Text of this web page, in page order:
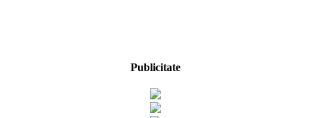
Publicitate